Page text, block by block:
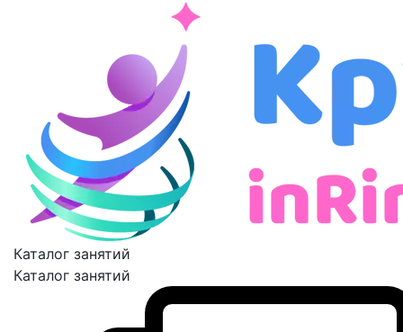
Каталог занятий
Каталог занятий